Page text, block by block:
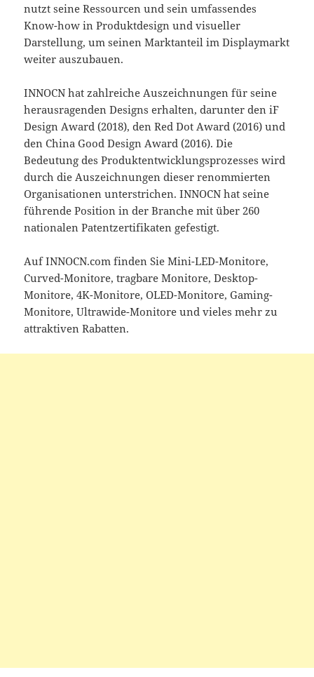
nutzt seine Ressourcen und sein umfassendes
Know-how in Produktdesign und visueller
Darstellung, um seinen Marktanteil im Displaymarkt
weiter auszubauen.
INNOCN hat zahlreiche Auszeichnungen für seine
herausragenden Designs erhalten, darunter den iF
Design Award (2018), den Red Dot Award (2016) und
den China Good Design Award (2016). Die
Bedeutung des Produktentwicklungsprozesses wird
durch die Auszeichnungen dieser renommierten
Organisationen unterstrichen. INNOCN hat seine
führende Position in der Branche mit über 260
nationalen Patentzertifikaten gefestigt.
Auf INNOCN.com finden Sie Mini-LED-Monitore,
Curved-Monitore, tragbare Monitore, Desktop-
Monitore, 4K-Monitore, OLED-Monitore, Gaming-
Monitore, Ultrawide-Monitore und vieles mehr zu
attraktiven Rabatten.